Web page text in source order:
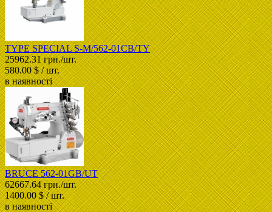
TYPE SPECIAL S-M/562-01CB/TY
25962.31 грн./шт.
580.00 $ / шт.
в наявності
BRUCE 562-01GB/UT
62667.64 грн./шт.
1400.00 $ / шт.
в наявності